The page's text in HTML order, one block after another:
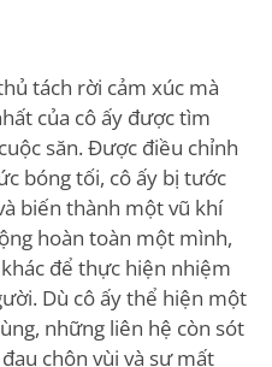
tách rời cảm xúc mà
của cô ấy được tìm
săn. Được điều chỉnh
bóng tối, cô ấy bị tước
biến thành một vũ khí
hoàn toàn một mình,
để thực hiện nhiệm
Dù cô ấy thể hiện một
những liên hệ còn sót
chôn vùi và sự mất